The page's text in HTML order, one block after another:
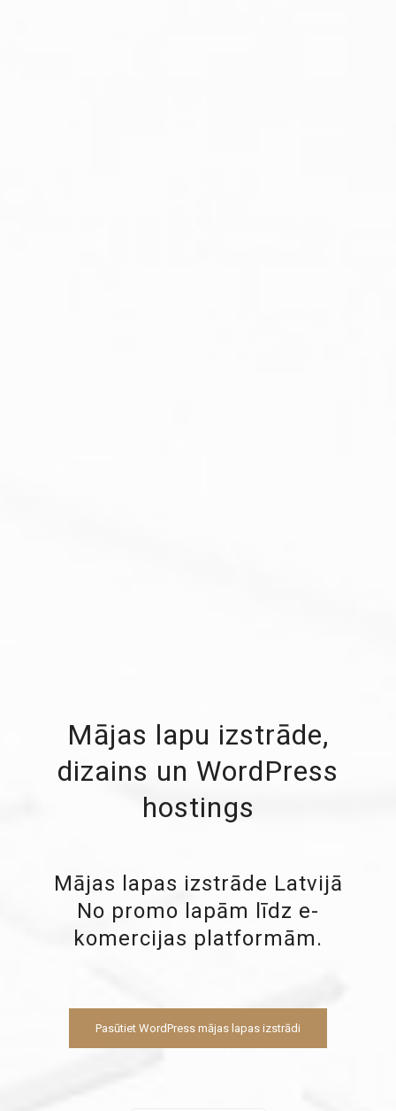
Mājas lapu izstrāde,
dizains un WordPress
hostings
Mājas lapas izstrāde Latvijā
No promo lapām līdz e-
komercijas platformām.
Pasūtiet WordPress mājas lapas izstrādi